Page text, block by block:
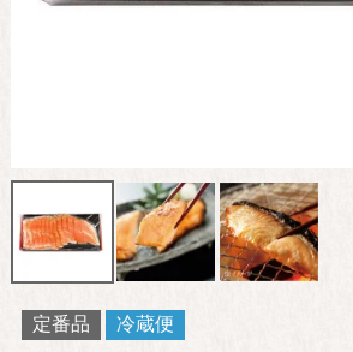
定番品 冷蔵便